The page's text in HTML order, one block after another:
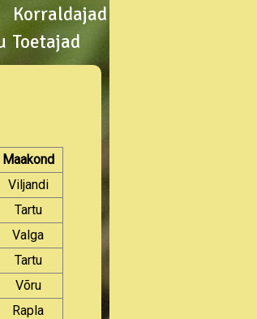
Korraldajad
Toetajad
Maakond
Viljandi
Tartu
Valga
Tartu
Võru
Rapla